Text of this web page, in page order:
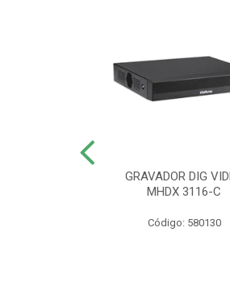
GRAVADOR DIG
MHDX 3116-C
Código: 580130